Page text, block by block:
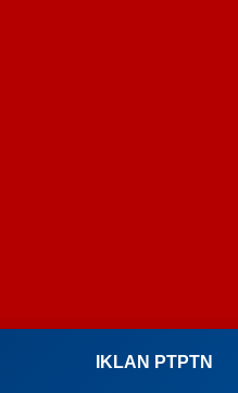
IKLAN PTPTN